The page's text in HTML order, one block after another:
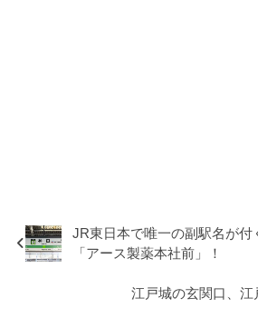
JR東日本で唯一の副駅名が付
「アース製薬本社前」！
江戸城の玄関口、江